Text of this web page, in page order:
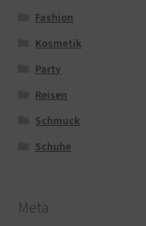
Fashion
Kosmetik
Party
Reisen
Schmuck
Schuhe
Meta